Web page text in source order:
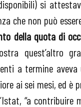
si
che non può
della quota di
quest’altro
a termine aveva
ai sei mesi, ed è
“a contribuire